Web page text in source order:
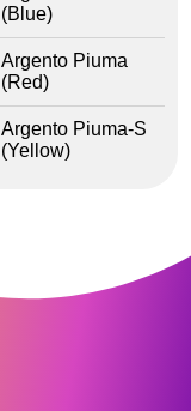
(Blue)
Argento Piuma
(Red)
Argento Piuma-S
(Yellow)